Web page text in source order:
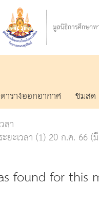
ตารางออกอากาศ ชมสด
ลา
ยะเวลา (1) 20 ก.ค. 66
found for this